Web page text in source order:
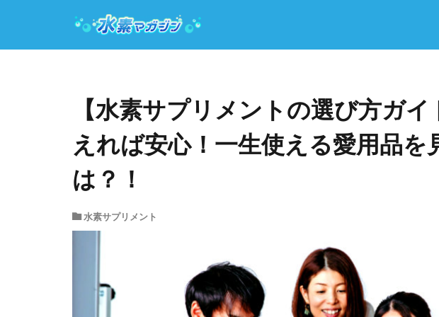
【水素サプリメントの選び方ガ
えれば安心！一生使える愛用品を
は？！
水素サプリメント